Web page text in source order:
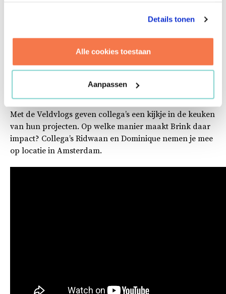
Details tonen
Alle cookies toestaan
Aanpassen
samen met de andere leden van het integraal
opgave. Zo wordt Amsterdam weer veiliger en
mooier.
Veldvlog
Met de Veldvlogs geven collega’s een kijkje in de keuken
van hun projecten. Op welke manier maakt Brink daar
impact? Collega’s Ridwaan en Dominique nemen je mee
op locatie in Amsterdam.